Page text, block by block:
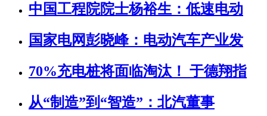
中国工程院院士杨裕生：低速电动
国家电网彭晓峰：电动汽车产业发
70%充电桩将面临淘汰！ 于德翔指
从“制造”到“智造”：北汽董事